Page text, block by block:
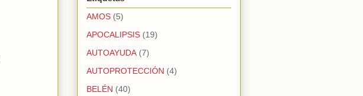
AMOS (5)
APOCALIPSIS (19)
AUTOAYUDA (7)
AUTOPROTECCIÓN (4)
BELÉN (40)